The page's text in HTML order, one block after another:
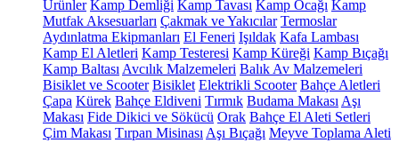
Ürünler Kamp Demliği Kamp Tavası Kamp Ocağı Kamp
Mutfak Aksesuarları Çakmak ve Yakıcılar Termoslar
Aydınlatma Ekipmanları El Feneri Işıldak Kafa Lambası
Kamp El Aletleri Kamp Testeresi Kamp Küreği Kamp Bıçağı
Kamp Baltası Avcılık Malzemeleri Balık Av Malzemeleri
Bisiklet ve Scooter Bisiklet Elektrikli Scooter Bahçe Aletleri
Çapa Kürek Bahçe Eldiveni Tırmık Budama Makası Aşı
Makası Fide Dikici ve Sökücü Orak Bahçe El Aleti Setleri
Çim Makası Tırpan Misinası Aşı Bıçağı Meyve Toplama Aleti